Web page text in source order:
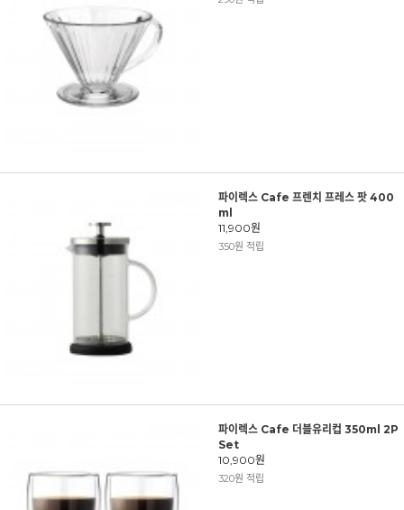
파이렉스 Cafe 프렌치 프레스 팟 400
ml
11,900원
350원 적립
파이렉스 Cafe 더블유리컵 350ml 2P
Set
10,900원
320원 적립